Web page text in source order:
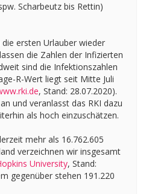
Scharbeutz bis Rettin)
ersten Urlauber wieder
die Zahlen der Infizierten
sind die Infektionszahlen
R-Wert liegt seit Mitte Juli
, Stand: 28.07.2020).
und veranlasst das RKI dazu
als hoch einzuschätzen.
mehr als 16.762.605
verzeichnen wir insgesamt
University, Stand:
gegenüber stehen 191.220